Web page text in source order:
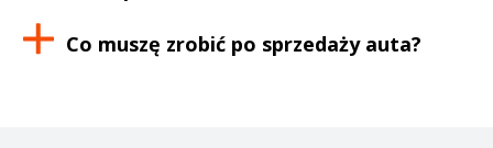
Co muszę zrobić po sprzedaży auta?